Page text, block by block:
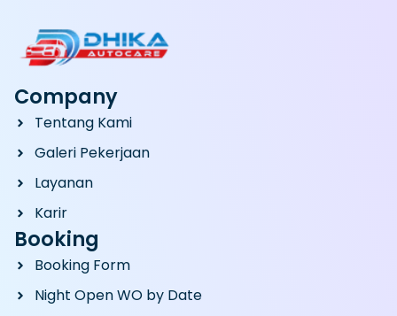
Company
Tentang Kami
Galeri Pekerjaan
Layanan
Karir
Booking
Booking Form
Night Open WO by Date